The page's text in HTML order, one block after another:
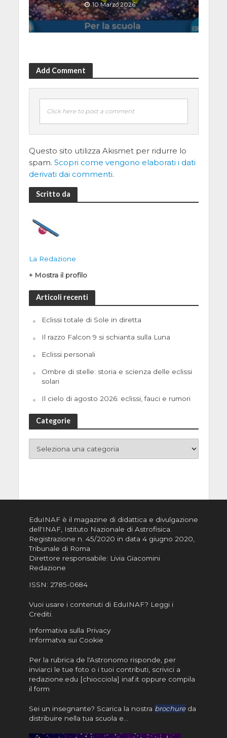
10 Marzo 2026
Add Comment
Click here to post a comment
Questo sito utilizza Akismet per ridurre lo
spam. Scopri come vengono elaborati i dati
derivati dai commenti.
Scritto da
La Redazione
+ Mostra il profilo
Articoli recenti
Eclissi totale di Sole in diretta
Il razzo Falcon 9 si schianta sulla Luna
Eclissi personali
Ombre di stelle: storia e scienza delle eclissi
solari
Il cielo di agosto 2026: eclissi, fauci e rumori
Categorie
EduINAF è il magazine di didattica e divulgazione
dell'INAF, Istituto Nazionale di Astrofisica
Registrazione n. 45/2020 in data 4 giugno 2020,
Tribunale di Roma
Direttore responsabile: Livia Giacomini
Redazione
ISSN: 2785-0684
Vuoi usare i contenuti di EduINAF? Leggi i
Crediti.
Informativa sulla Privacy
Informatva sui Cookie
Per la rubrica de l'Astronomo risponde, per
inviarci le tue foto o i tuoi contributi, scrivici a
redazione.edu [chiocciola] inaf.it oppure compila
il form
Sei un insegnante? Scarica la nostra brochureda
distribuire nella tua scuola e…